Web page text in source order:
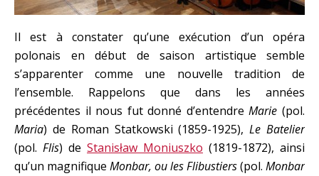
Il est à constater qu’une exécution d’un opéra
polonais en début de saison artistique semble
s’apparenter comme une nouvelle tradition de
l’ensemble. Rappelons que dans les années
précédentes il nous fut donné d’entendreMarie (pol.
Maria) de Roman Statkowski (1859-1925),Le Batelier
(pol. Flis) de Stanisław Moniuszko (1819-1872), ainsi
qu’un magnifique Monbar, ou les Flibustiers(pol. Monbar